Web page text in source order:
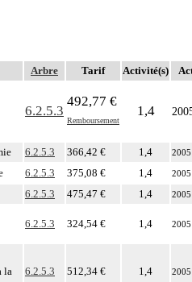
Arbre Tarif Activité(s)
6.2.5.3
492,77 €
Remboursement
1,4
6.2.5.3 366,42 € 1,4 2005
6.2.5.3 375,08 € 1,4 2005
6.2.5.3 475,47 € 1,4 2005
6.2.5.3 324,54 € 1,4 2005
la
6.2.5.3 512,34 € 1,4 2005